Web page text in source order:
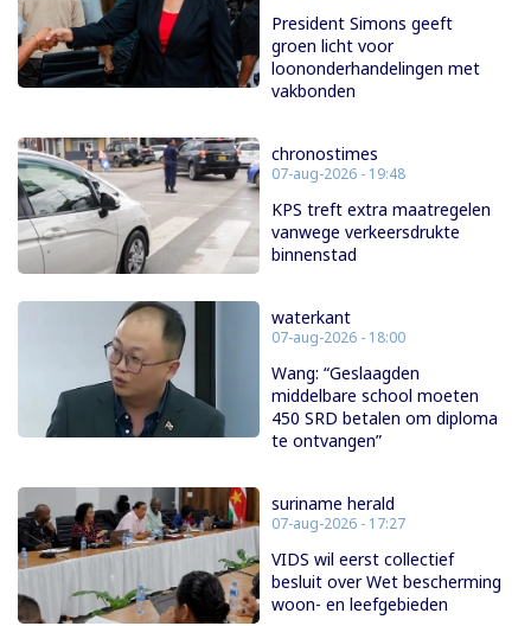
President Simons geeft
groen licht voor
loononderhandelingen met
vakbonden
chronostimes
07-aug-2026 - 19:48
KPS treft extra maatregelen
vanwege verkeersdrukte
binnenstad
waterkant
07-aug-2026 - 18:00
Wang: “Geslaagden
middelbare school moeten
450 SRD betalen om diploma
te ontvangen”
suriname herald
07-aug-2026 - 17:27
VIDS wil eerst collectief
besluit over Wet bescherming
woon- en leefgebieden